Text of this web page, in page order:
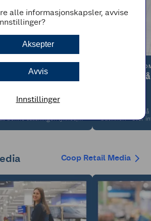
til retail
denne satsningen lykkes,
Skjermer
Nå skrur Coop
butikker: - Stor
Coop Retail Media
alle informasjonskapsler, avvise
Aksepter
Avvis
Innstillinger